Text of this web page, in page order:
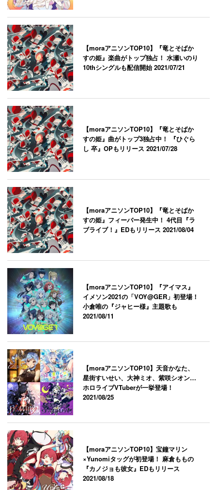
【moraアニソンTOP10】『竜とそばか
すの姫』楽曲がトップ独占！ 水瀬いのり
10thシングルも配信開始2021/07/21
【moraアニソンTOP10】『竜とそばか
すの姫』曲がトップ3独占中！ 『ひぐら
し 卒』OPもリリース2021/07/28
【moraアニソンTOP10】『竜とそばか
すの姫』フィーバー発生中！ 4代目『ラ
ブライブ！』EDもリリース2021/08/04
【moraアニソンTOP10】『アイマス』
イメソン2021の「VOY@GER」初登場！
小倉唯の『ジャヒー様』主題歌も
2021/08/11
【moraアニソンTOP10】天音かなた、
星街すいせい、大神ミオ、紫咲シオン…
ホロライブVTuberが一挙登場！
2021/08/25
【moraアニソンTOP10】宝鐘マリン
×Yunomiタッグが初登場！ 麻倉ももの
『カノジョも彼女』EDもリリース
2021/08/18